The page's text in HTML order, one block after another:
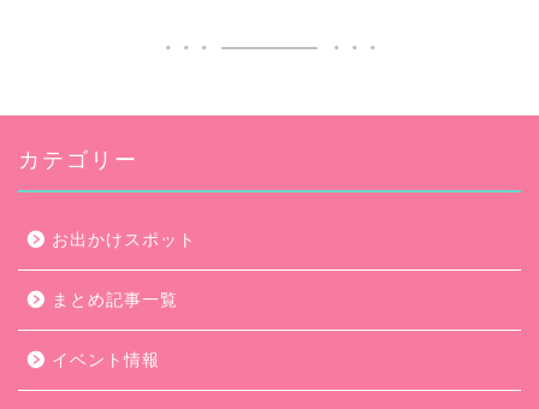
カテゴリー
お出かけスポット
まとめ記事一覧
イベント情報